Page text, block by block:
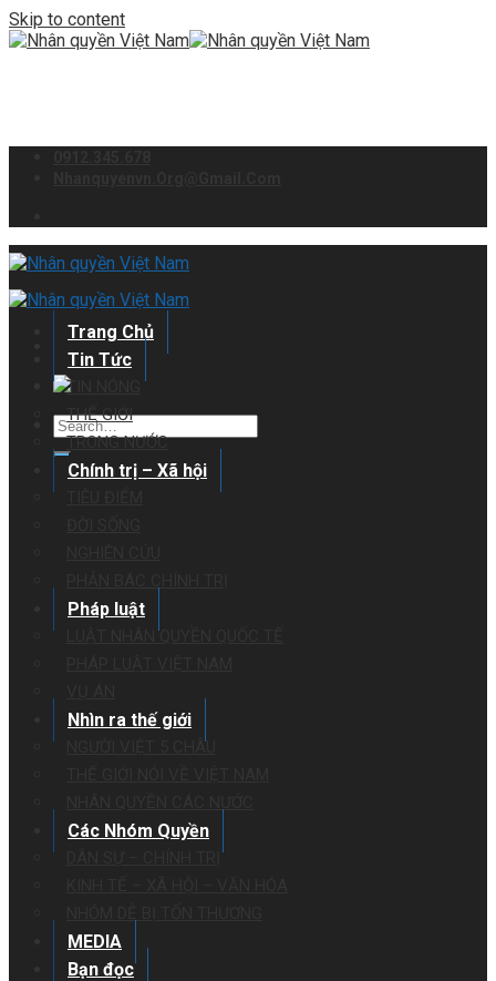
Skip to content
Trang Chủ
Tin Tức
TIN NÓNG
THẾ GIỚI
TRONG NƯỚC
Chính trị – Xã hội
Pháp luật
LUẬT NHÂN QUYỀN QUỐC TẾ
Nhìn ra thế giới
NGƯỜI VIỆT 5 CHÂU
Các Nhóm Quyền
MEDIA
Bạn đọc